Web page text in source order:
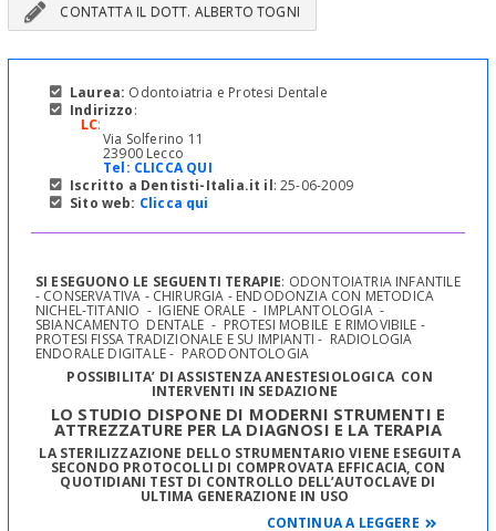
CONTATTA IL DOTT. ALBERTO TOGNI
Laurea: Odontoiatria e Protesi Dentale
Indirizzo:
LC:
Via Solferino 11
23900 Lecco
Tel: CLICCA QUI
Iscritto a Dentisti-Italia.it il: 25-06-2009
Sito web: Clicca qui
SI ESEGUONO LE SEGUENTI TERAPIE: ODONTOIATRIA INFANTILE
- CONSERVATIVA - CHIRURGIA - ENDODONZIA CON METODICA
NICHEL-TITANIO - IGIENE ORALE - IMPLANTOLOGIA -
SBIANCAMENTO DENTALE - PROTESI MOBILE E RIMOVIBILE -
PROTESI FISSA TRADIZIONALE E SU IMPIANTI - RADIOLOGIA
ENDORALE DIGITALE - PARODONTOLOGIA
POSSIBILITA’ DI ASSISTENZA ANESTESIOLOGICA CON
INTERVENTI IN SEDAZIONE
LO STUDIO DISPONE DI MODERNI STRUMENTI E
ATTREZZATURE PER LA DIAGNOSI E LA TERAPIA
LA STERILIZZAZIONE DELLO STRUMENTARIO VIENE ESEGUITA
SECONDO PROTOCOLLI DI COMPROVATA EFFICACIA, CON
QUOTIDIANI TEST DI CONTROLLO DELL’AUTOCLAVE DI
ULTIMA GENERAZIONE IN USO
LO STUDIO OFFRE AI PAZIENTI MODALITA’ DI
CONTINUA A LEGGERE